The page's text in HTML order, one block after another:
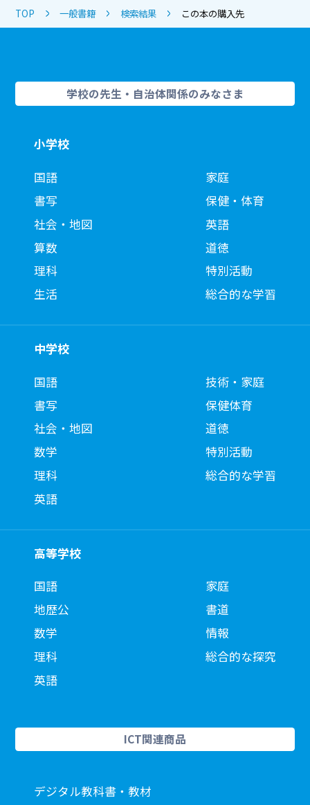
TOP 一般書籍 検索結果 この本の購入先
学校の先生・自治体関係のみなさま
小学校
国語
書写
社会・地図
算数
理科
生活
家庭
保健・体育
英語
道徳
特別活動
総合的な学習
中学校
国語
書写
社会・地図
数学
理科
英語
技術・家庭
保健体育
道徳
特別活動
総合的な学習
高等学校
国語
地歴公
数学
理科
英語
家庭
書道
情報
総合的な探究
ICT関連商品
デジタル教科書・教材